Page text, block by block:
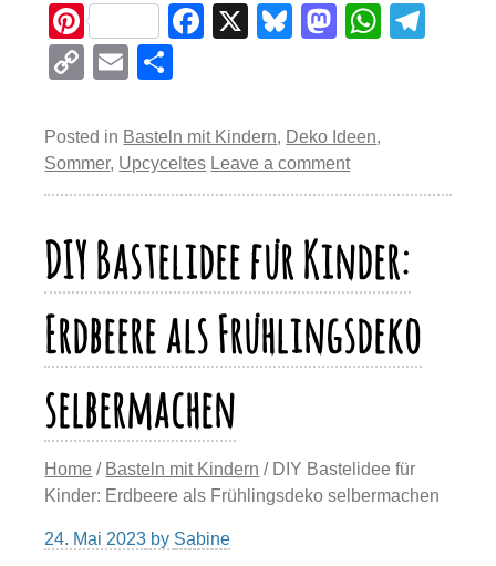
Pi
nt
er
e
st
F
e
b
o
o
k
X
Bl
sk
y
M
o
d
o
n
W
p
p
m
C
p
y
Li
n
k
E
ail e
n
Posted in Basteln mit Kindern, Deko Ideen,
Sommer, Upcyceltes Leave a comment
DIY Bastelidee für Kinder:
Erdbeere als Frühlingsdeko
selbermachen
Home / Basteln mit Kindern / DIY Bastelidee für
Kinder: Erdbeere als Frühlingsdeko selbermachen
24. Mai 2023 by Sabine